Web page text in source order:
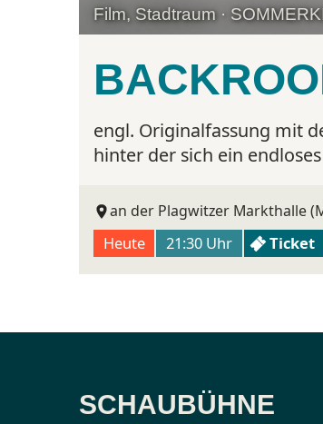
Film, Stadtraum ·
engl. Originalfassung mit
hinter der sich ein
an der Plagwitzer Markthalle
Heute 21:30 Uhr Ticket
SCHAUBÜHNE